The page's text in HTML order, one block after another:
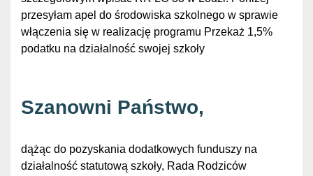
przesyłam apel do środowiska szkolnego w sprawie
włączenia się w realizację programu Przekaż 1,5%
podatku na działalność swojej szkoły
Szanowni Państwo,
dążąc do pozyskania dodatkowych funduszy na
działalność statutową szkoły, Rada Rodziców